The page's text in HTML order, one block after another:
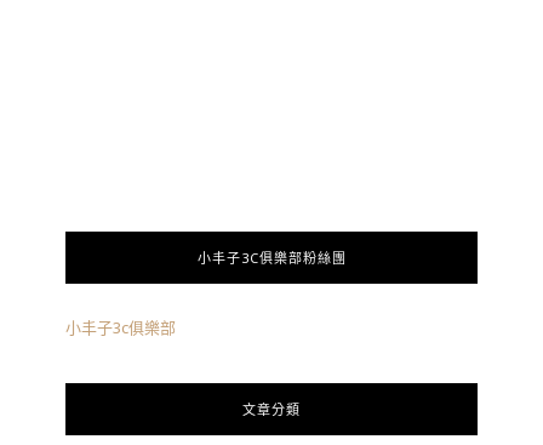
小丰子3C俱樂部粉絲團
小丰子3c俱樂部
文章分類